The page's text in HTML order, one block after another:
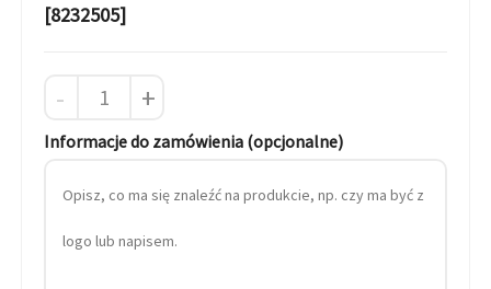
[8232505]
- +
Informacje do zamówienia (opcjonalne)